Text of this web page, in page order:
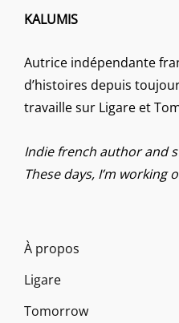
KALUMIS
Autrice indépendante
d’histoires depuis
travaille sur Ligare et
Indie french author and
These days, I’m working
À propos
Ligare
Tomorrow